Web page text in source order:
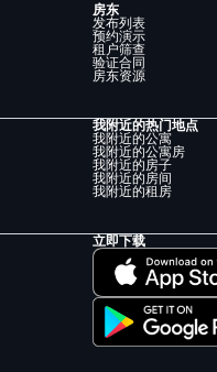
房东
发布列表
预约演示
租户筛查
验证合同
房东资源
我附近的热门地点
我附近的公寓
我附近的公寓房
我附近的房子
我附近的房间
我附近的租房
立即下载